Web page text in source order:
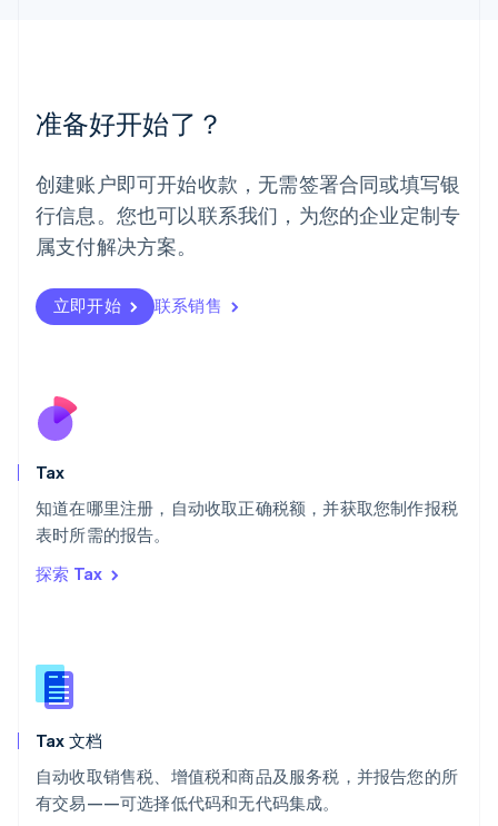
准备好开始了？
创建账户即可开始收款，无需签署合同或填写银
行信息。您也可以联系我们，为您的企业定制专
属支付解决方案。
立即开始 联系销售
Tax
知道在哪里注册，自动收取正确税额，并获取您制作报税
表时所需的报告。
探索 Tax
Tax 文档
自动收取销售税、增值税和商品及服务税，并报告您的所
有交易——可选择低代码和无代码集成。
墨西哥
EspañolEnglish
English
葡萄牙
PortuguêsEnglish
日本
瑞典
Svenska English
瑞士
English
斯洛伐克
泰国
ไทยEnglish
English
English
新西兰
匈牙利
意大利
ItalianoEnglish